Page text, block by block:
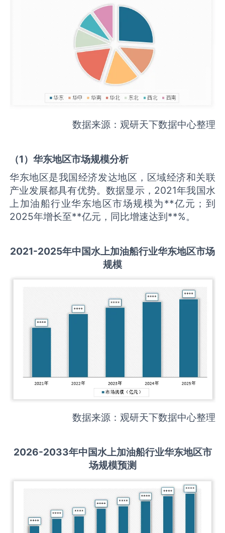
数据来源：观研天下数据中心整理
（1）华东地区市场规模分析
华东地区是我国经济发达地区，区域经济和关联
产业发展都具有优势。数据显示，2021年我国水
上加油船行业华东地区市场规模为**亿元；到
2025年增长至**亿元，同比增速达到**%。
2021-2025年中国水上加油船行业华东地区市场
规模
数据来源：观研天下数据中心整理
2026-2033年中国水上加油船行业华东地区市
场规模预测